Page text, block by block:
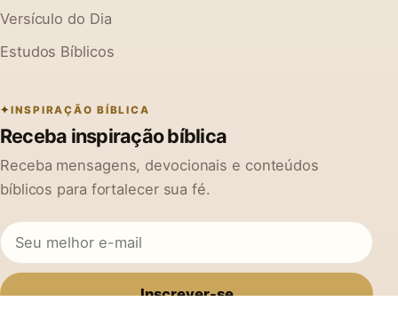
Versículo do Dia
Estudos Bíblicos
INSPIRAÇÃO BÍBLICA
Receba inspiração bíblica
Receba mensagens, devocionais e conteúdos
bíblicos para fortalecer sua fé.
Inscrever-se